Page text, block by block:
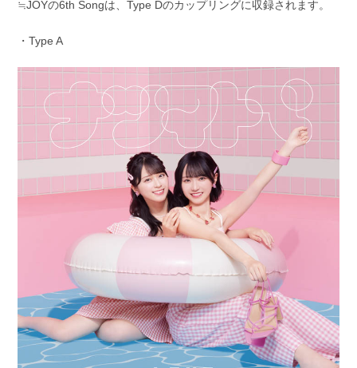
≒JOYの6th Songは、Type Dのカップリングに収録されます。
・Type A